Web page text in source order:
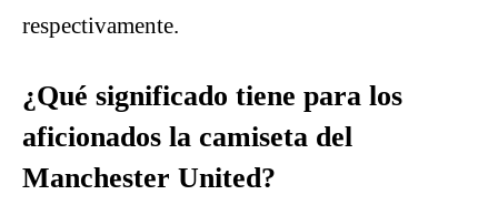
respectivamente.
¿Qué significado tiene para los
aficionados la camiseta del
Manchester United?